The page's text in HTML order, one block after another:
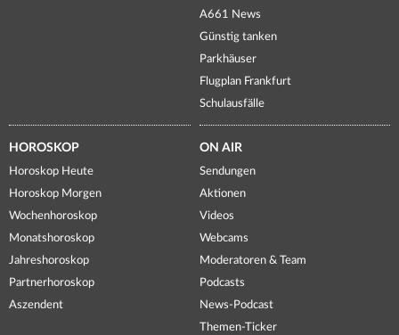
A661 News
Günstig tanken
Parkhäuser
Flugplan Frankfurt
Schulausfälle
HOROSKOP
Horoskop Heute
Horoskop Morgen
Wochenhoroskop
Monatshoroskop
Jahreshoroskop
Partnerhoroskop
Aszendent
ON AIR
Sendungen
Aktionen
Videos
Webcams
Moderatoren & Team
Podcasts
News-Podcast
Themen-Ticker